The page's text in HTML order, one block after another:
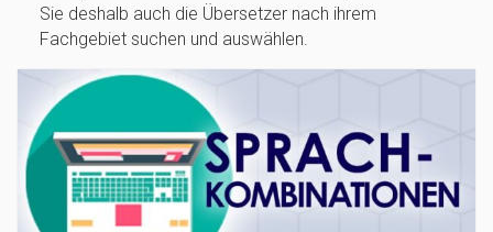
Sie deshalb auch die Übersetzer nach ihrem
Fachgebiet suchen und auswählen.